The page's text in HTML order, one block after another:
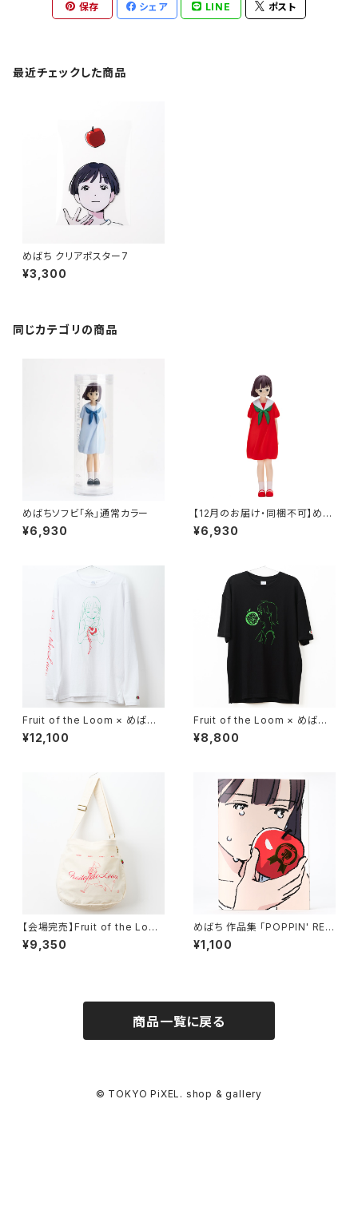
保存 シェア LINE ポスト
最近チェックした商品
めばち クリアポスター7
¥3,300
同じカテゴリの商品
めばちソフビ「糸」通常カラー
¥6,930
【12月のお届け・同梱不可】めば
ちソフビ「糸」限定カラー POPPI
N' RED
¥6,930
Fruit of the Loom × めばち
長袖Tシャツ（限定アクリルスタ
ンド付き）
¥12,100
Fruit of the Loom × めばち
半袖Tシャツ（限定アクリルスタ
ンド付き）
¥8,800
【会場完売】Fruit of the Loo
m × めばち メッセンジャーバッ
グ（限定アクリルスタンド付き）
¥9,350
めばち 作品集 「POPPIN' RE
D」
¥1,100
商品一覧に戻る
© TOKYO PiXEL. shop & gallery